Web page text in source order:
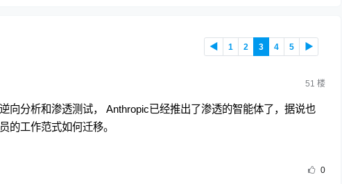
◀ 1 2 3 4 5 ▶
51 楼
向分析和渗透测试， Anthropic已经推出了渗透的智能体了，据说也
的工作范式如何迁移。
0